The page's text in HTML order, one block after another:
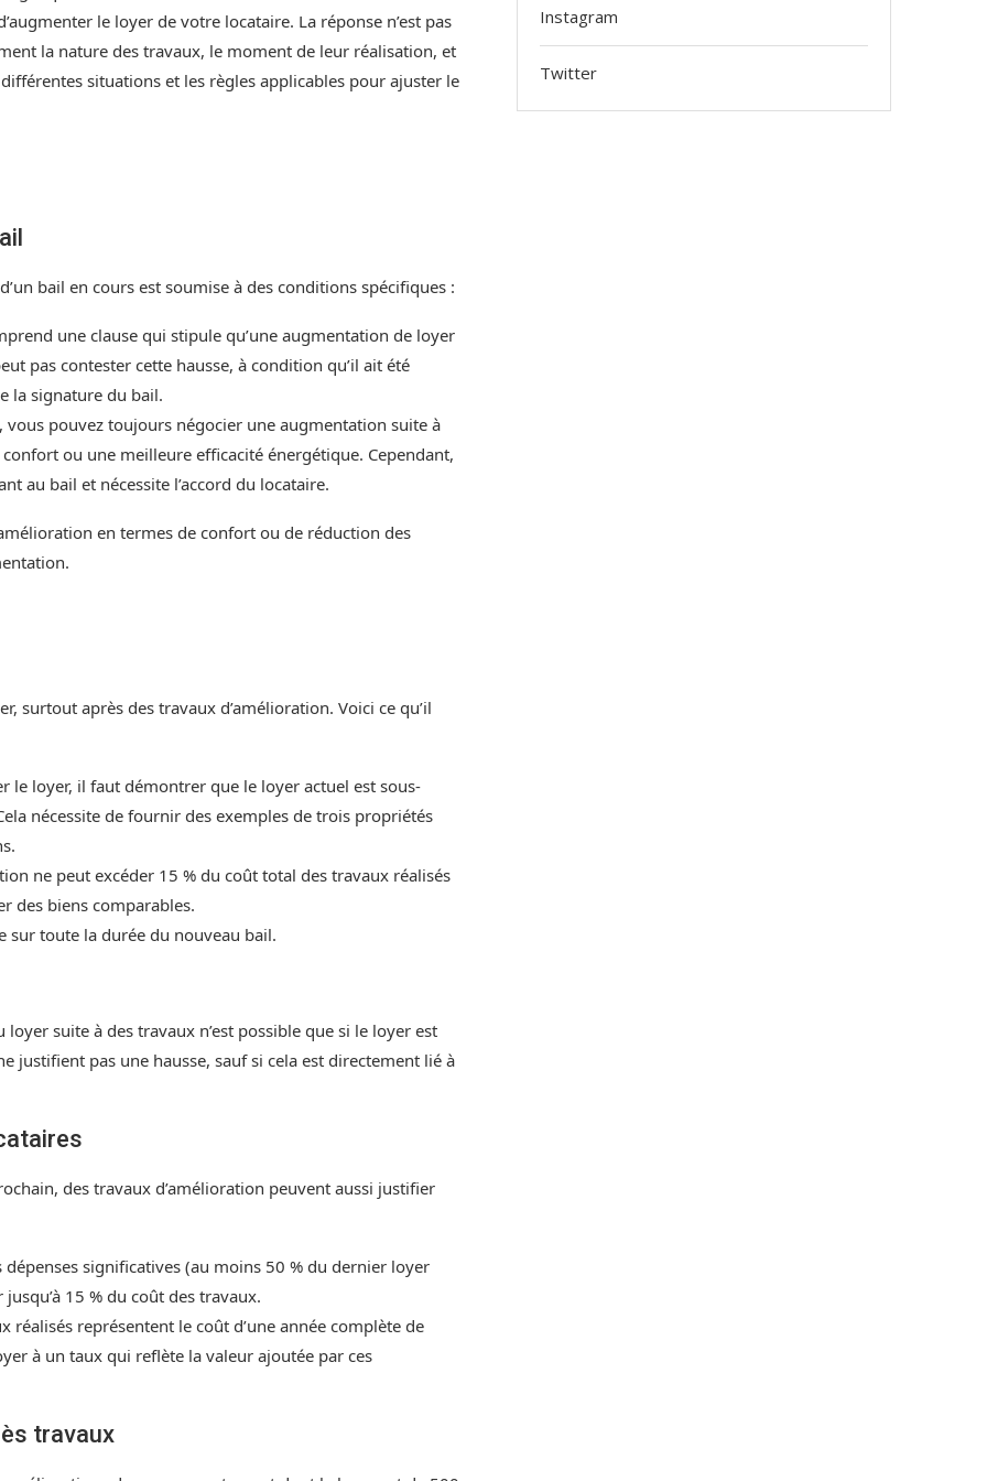
le loyer de votre locataire. La réponse n’est pas
la nature des travaux, le moment de leur réalisation, et
situations et les règles applicables pour ajuster le
bail en cours est soumise à des conditions spécifiques :
une clause qui stipule qu’une augmentation de loyer
pas contester cette hausse, à condition qu’il ait été
la signature du bail.
pouvez toujours négocier une augmentation suite à
ou une meilleure efficacité énergétique. Cependant,
au bail et nécessite l’accord du locataire.
en termes de confort ou de réduction des
surtout après des travaux d’amélioration. Voici ce qu’il
loyer, il faut démontrer que le loyer actuel est sous-
nécessite de fournir des exemples de trois propriétés
ne peut excéder 15 % du coût total des travaux réalisés
des biens comparables.
sur toute la durée du nouveau bail.
suite à des travaux n’est possible que si le loyer est
justifient pas une hausse, sauf si cela est directement lié à
des travaux d’amélioration peuvent aussi justifier
significatives (au moins 50 % du dernier loyer
15 % du coût des travaux.
représentent le coût d’une année complète de
à un taux qui reflète la valeur ajoutée par ces
travaux
Instagram
Twitter